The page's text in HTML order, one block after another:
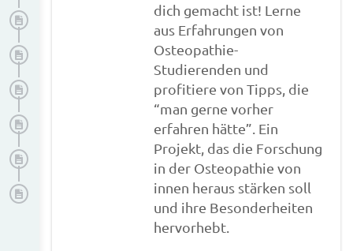
Notwendige Unterlagen: Vorlagen und Anhänge
Tabellen und Abbildungen
dich gemacht ist! Lerne
aus Erfahrungen von
Osteopathie-
Studierenden und
profitiere von Tipps, die
“man gerne vorher
erfahren hätte”. Ein
Projekt, das die Forschung
in der Osteopathie von
innen heraus stärken soll
und ihre Besonderheiten
hervorhebt.